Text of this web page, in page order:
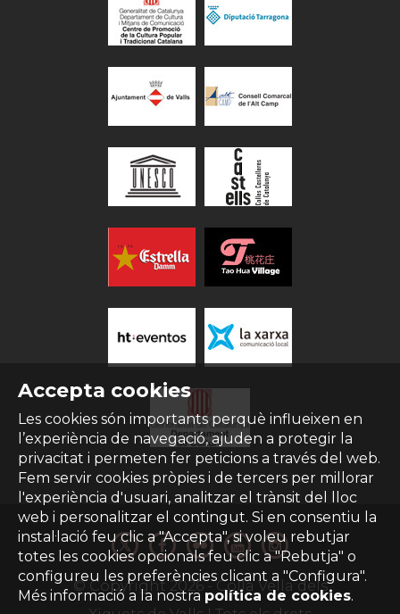
Accepta cookies
Les cookies són importants perquè influeixen en
l’experiència de navegació, ajuden a protegir la
privacitat i permeten fer peticions a través del web.
Fem servir cookies pròpies i de tercers per millorar
l'experiència d'usuari, analitzar el trànsit del lloc
web i personalitzar el contingut. Si en consentiu la
instal·lació feu clic a "Accepta", si voleu rebutjar
totes les cookies opcionals feu clic a "Rebutja" o
configureu les preferències clicant a "Configura".
Més informació a la nostrapolítica de cookies.
© Copyright2026- Colla Vella dels